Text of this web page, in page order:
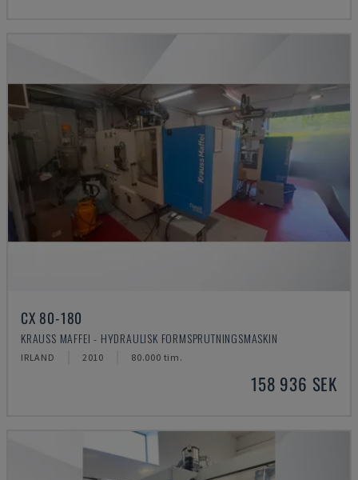
CX 80-180
KRAUSS MAFFEI - HYDRAULISK FORMSPRUTNINGSMASKIN
IRLAND 2010 80.000 tim.
158 936 SEK